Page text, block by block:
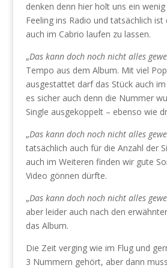
denken denn hier holt uns ein wenig
Feeling ins Radio und tatsächlich ist
auch im Cabrio laufen zu lassen.
„Das kann doch noch nicht alles
Tempo aus dem Album. Mit viel
ausgestattet darf das Stück auch
es sicher auch denn die Nummer
Single ausgekoppelt – ebenso wie
„Das kann doch noch nicht alles
tatsächlich auch für die Anzahl der
auch im Weiteren finden wir gute
Video gönnen dürfte.
„Das kann doch noch nicht alles
aber leider auch nach den
das Album.
Die Zeit verging wie im Flug und
3 Nummern gehört, aber dann